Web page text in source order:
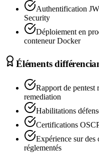
Authentification
Security
Déploiement en
conteneur Docker
Éléments
Rapport de pentest
remediation
Habilitations
Certifications
Expérience sur des
réglementés